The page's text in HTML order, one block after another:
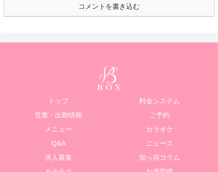
コメントを書き込む
トップ
料金システム
営業・出勤情報
ご予約
メニュー
カラオケ
Q&A
ニュース
求人募集
知っ得コラム